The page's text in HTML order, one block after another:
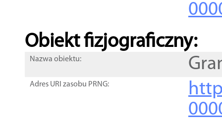
Obiekt fizjograficzny:
Nazwa obiektu:
Adres URI zasobu PRNG: